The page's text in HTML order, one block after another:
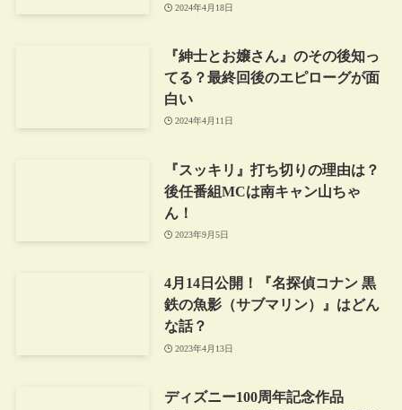
2024年4月18日
『紳士とお嬢さん』のその後知っ
てる？最終回後のエピローグが面
白い
2024年4月11日
『スッキリ』打ち切りの理由は？
後任番組MCは南キャン山ちゃ
ん！
2023年9月5日
4月14日公開！『名探偵コナン 黒
鉄の魚影（サブマリン）』はどん
な話？
2023年4月13日
ディズニー100周年記念作品